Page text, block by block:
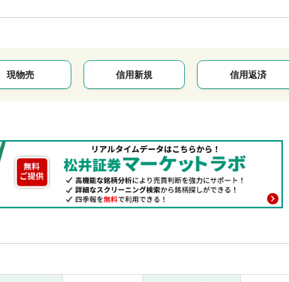
現物売 信用新規 信用返済